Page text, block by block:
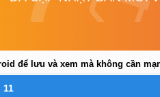
để lưu và xem mà không cần
11